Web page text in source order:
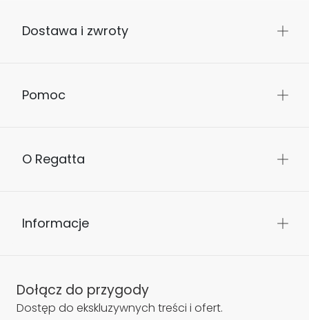
Dostawa i zwroty
Pomoc
O Regatta
Informacje
Dołącz do przygody
Dostęp do ekskluzywnych treści i ofert.